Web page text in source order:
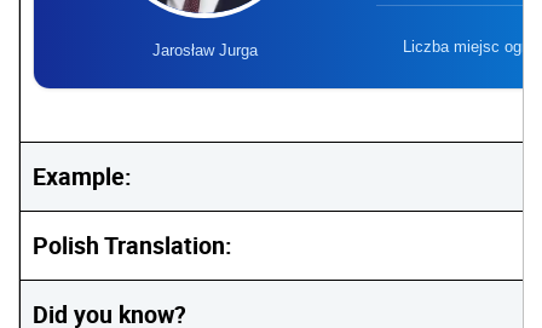
Jarosław Jurga Liczba miejsc
Example:
Polish Translation:
Did you know?